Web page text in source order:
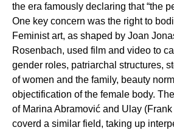
the era famously declaring that “the
One key concern was the right to
Feminist art, as shaped by Joan
Rosenbach, used film and video to
gender roles, patriarchal structures,
of women and the family, beauty
objectification of the female body.
of Marina Abramović and Ulay
coverd a similar field, taking up